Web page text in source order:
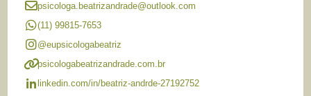
psicologa.beatrizandrade@outlook.com
(11) 99815-7653
@eupsicologabeatriz
psicologabeatrizandrade.com.br
linkedin.com/in/beatriz-andrde-27192752